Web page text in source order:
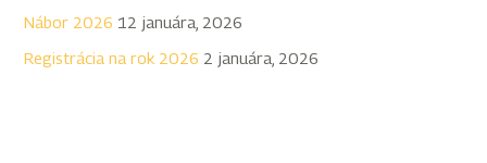
Nábor 2026 12 januára, 2026
Registrácia na rok 2026 2 januára, 2026